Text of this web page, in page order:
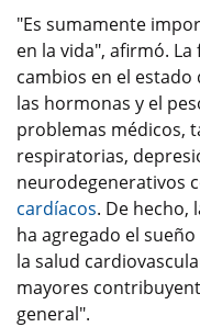
"Es sumamente
en la vida", afirmó.
cambios en el estado
las hormonas y el
problemas médicos,
respiratorias,
neurodegenerativos
cardíacos. De hecho,
ha agregado el
la salud
mayores
general".